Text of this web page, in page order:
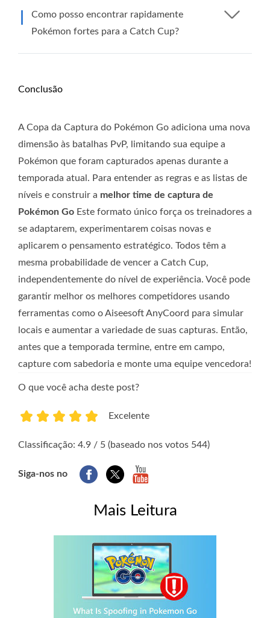
Como posso encontrar rapidamente
Pokémon fortes para a Catch Cup?
Conclusão
A Copa da Captura do Pokémon Go adiciona uma nova
dimensão às batalhas PvP, limitando sua equipe a
Pokémon que foram capturados apenas durante a
temporada atual. Para entender as regras e as listas de
níveis e construir a melhor time de captura de
Pokémon Go Este formato único força os treinadores a
se adaptarem, experimentarem coisas novas e
aplicarem o pensamento estratégico. Todos têm a
mesma probabilidade de vencer a Catch Cup,
independentemente do nível de experiência. Você pode
garantir melhor os melhores competidores usando
ferramentas como o Aiseesoft AnyCoord para simular
locais e aumentar a variedade de suas capturas. Então,
antes que a temporada termine, entre em campo,
capture com sabedoria e monte uma equipe vencedora!
O que você acha deste post?
Excelente
Classificação: 4.9 / 5 (baseado nos votos 544)
Siga-nos no
Mais Leitura